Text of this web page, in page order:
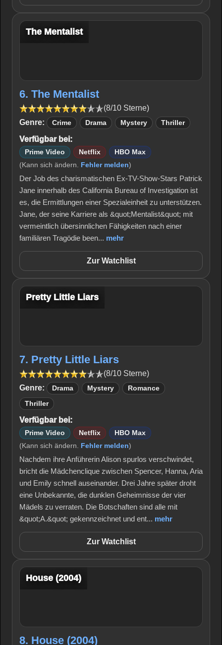
The Mentalist
6. The Mentalist
(8/10 Sterne)
Genre:
Crime Drama Mystery Thriller
Verfügbar bei:
Prime Video Netflix
HBO Max
(Kann sich ändern. Fehler melden)
Der Job des charismatischen Ex-TV-Show-Stars Patrick
Jane innerhalb des California Bureau of Investigation ist
es, die Ermittlungen einer Spezialeinheit zu unterstützen.
Jane, der seine Karriere als &quot;Mentalist&quot; mit
vermeintlich übersinnlichen Fähigkeiten nach einer
familiären Tragödie been... mehr
Zur Watchlist
Pretty Little Liars
7. Pretty Little Liars
(8/10 Sterne)
Genre:
Drama Mystery Romance
Thriller
Verfügbar bei:
Prime Video Netflix
HBO Max
(Kann sich ändern. Fehler melden)
Nachdem ihre Anführerin Alison spurlos verschwindet,
bricht die Mädchenclique zwischen Spencer, Hanna, Aria
und Emily schnell auseinander. Drei Jahre später droht
eine Unbekannte, die dunklen Geheimnisse der vier
Mädels zu verraten. Die Botschaften sind alle mit
&quot;A.&quot; gekennzeichnet und ent... mehr
Zur Watchlist
House (2004)
8. House (2004)